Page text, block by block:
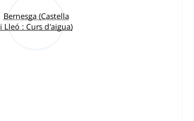
Bernesga (Castella
i Lleó : Curs d'aigua)